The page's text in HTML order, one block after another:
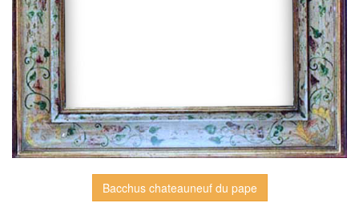
Bacchus chateauneuf du pape